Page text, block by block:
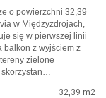
o powierzchni 32,39
w Międzyzdrojach,
się w pierwszej linii
balkon z wyjściem z
zielone
skorzystan…
32,39 m2